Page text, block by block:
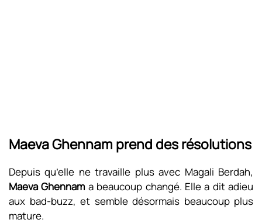
Maeva Ghennam prend des résolutions
Depuis qu’elle ne travaille plus avec Magali Berdah,
Maeva Ghennam a beaucoup changé. Elle a dit adieu
aux bad-buzz, et semble désormais beaucoup plus
mature.